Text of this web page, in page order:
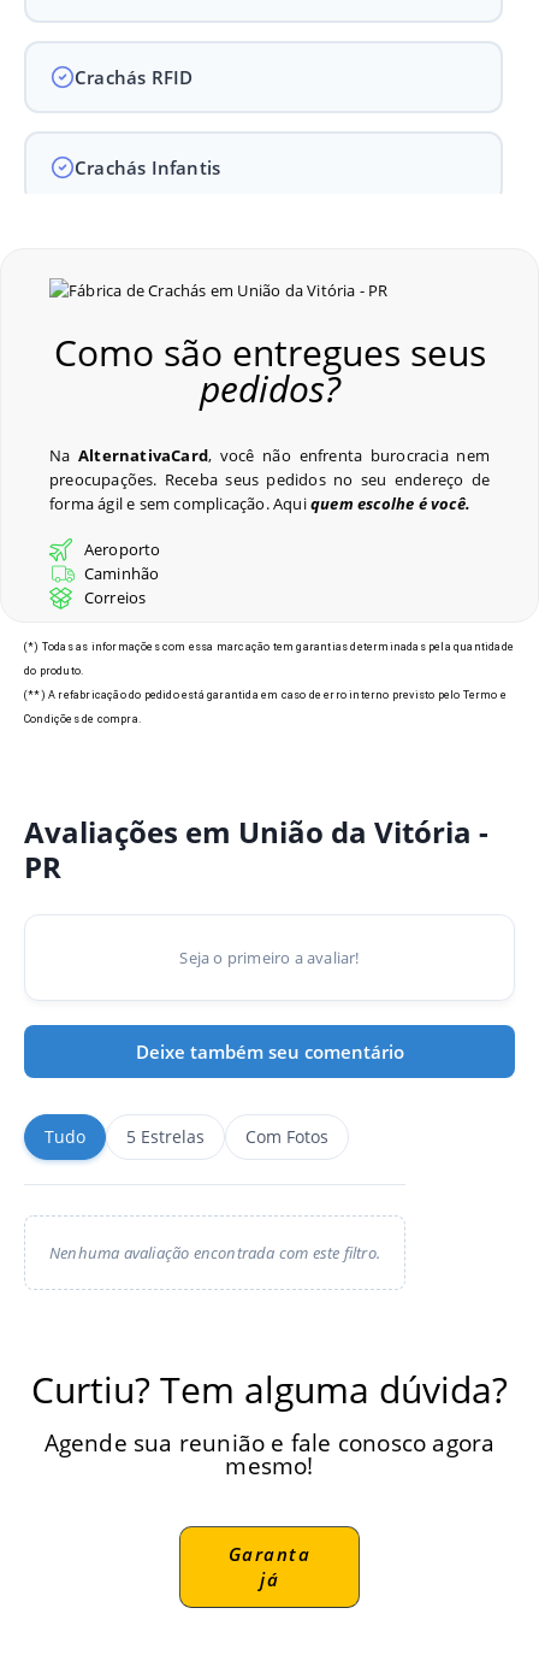
Crachás RFID
Crachás Infantis
Crachás para Eventos
Modelos de Crachás em União
da Vitória - PR
Como são entregues seus
pedidos?
NaAlternativaCard, você não enfrenta burocracia nem
preocupações. Receba seus pedidos no seu endereço de
forma ágil e sem complicação. Aquiquem escolhe é você.
Aeroporto
Caminhão
Correios
(*) Todas as informações com essa marcação tem garantias determinadas pela quantidade
do produto.
(**) A refabricação do pedido está garantida em caso de erro interno previsto pelo Termo e
Condições de compra.
Avaliações em União da Vitória -
PR
Seja o primeiro a avaliar!
Deixe também seu comentário
Tudo 5 Estrelas Com Fotos
Nenhuma avaliação encontrada com este filtro.
Curtiu? Tem alguma dúvida?
Agende sua reunião e fale conosco agora
mesmo!
Garanta
já